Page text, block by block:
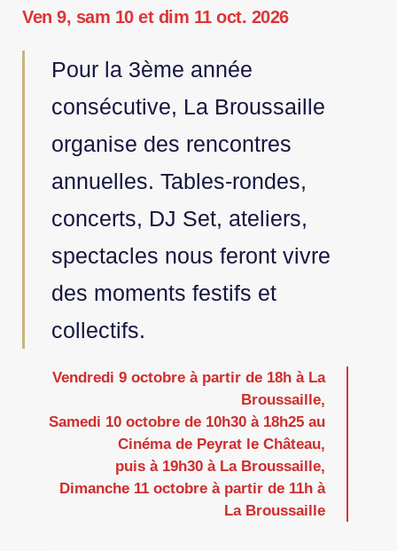
Ven 9, sam 10 et dim 11 oct. 2026
Pour la 3ème année
consécutive, La Broussaille
organise des rencontres
annuelles. Tables-rondes,
concerts, DJ Set, ateliers,
spectacles nous feront vivre
des moments festifs et
collectifs.
Vendredi 9 octobre à partir de 18h à La
Broussaille,
Samedi 10 octobre de 10h30 à 18h25 au
Cinéma de Peyrat le Château,
puis à 19h30 à La Broussaille,
Dimanche 11 octobre à partir de 11h à
La Broussaille